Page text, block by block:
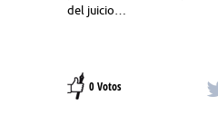
del juicio…
0 Votos